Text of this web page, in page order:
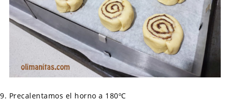
Precalentamos el horno a 180ºC